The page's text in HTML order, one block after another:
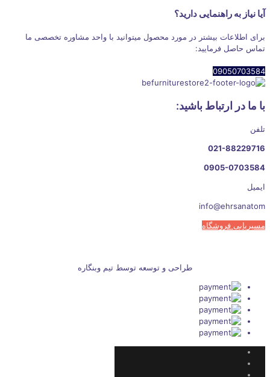
آیا نیاز به راهنمایی دارید؟
برای اطلاعات بیشتر در مورد محصول میتوانید با واحد مشاوره تخصصی ما
تماس حاصل فرمایید:
09050703584
با ما در ارتباط باشید:
تلفن
021-88229716
0905-0703584
ایمیل
info@ehrsanatom
مسیریابی فروشگاه
طراحی و توسعه توسط تیم وبنگاره